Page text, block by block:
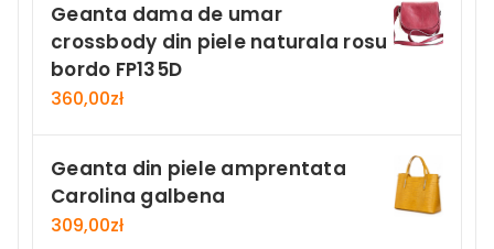
Geanta dama de umar
crossbody din piele naturala rosu
bordo FP135D
360,00zł
Geanta din piele amprentata
Carolina galbena
309,00zł